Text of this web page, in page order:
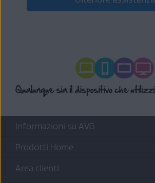
Informazioni su AVG
Prodotti Home
Area clienti